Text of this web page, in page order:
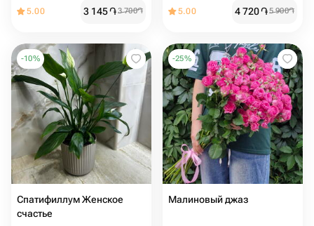
5.00 3 145֏3 700֏ 5.00 4 720֏5 900֏
-10%
Спатифиллум Женское
счастье
-25%
Малиновый джаз